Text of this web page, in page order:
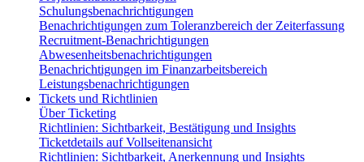
Schulungsbenachrichtigungen
Benachrichtigungen zum Toleranzbereich der Zeiterfassung
Recruitment-Benachrichtigungen
Abwesenheitsbenachrichtigungen
Benachrichtigungen im Finanzarbeitsbereich
Leistungsbenachrichtigungen
Tickets und Richtlinien
Über Ticketing
Richtlinien: Sichtbarkeit, Bestätigung und Insights
Ticketdetails auf Vollseitenansicht
Richtlinien: Sichtbarkeit, Anerkennung und Insights